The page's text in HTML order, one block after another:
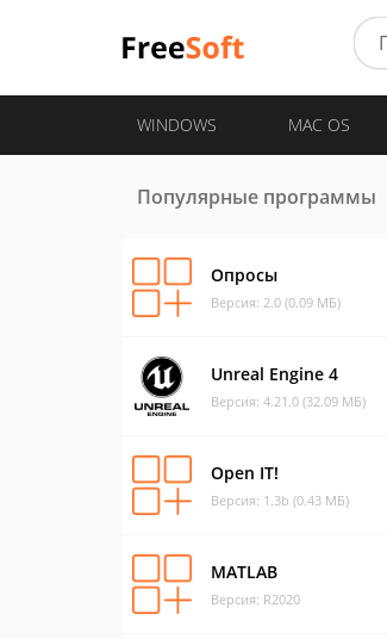
WINDOWS MAC OS
Популярные программы
Опросы
Версия: 2.0 (0.09 МБ)
Unreal Engine 4
Версия: 4.21.0 (32.09 МБ)
Open IT!
Версия: 1.3b (0.43 МБ)
MATLAB
Версия: R2020